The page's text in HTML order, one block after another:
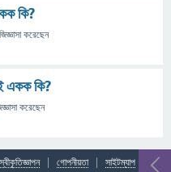
কি?
জিজ্ঞাসা করেছেন
একক কি?
করেছেন
গোপনীয়তা
সাইটম্যাপ